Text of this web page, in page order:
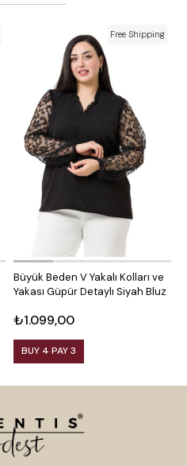
Büyük Beden V Yakalı Kolları ve
Yakası Güpür Detaylı Siyah Bluz
₺1.099,00
BUY 4 PAY 3
Free Shipping